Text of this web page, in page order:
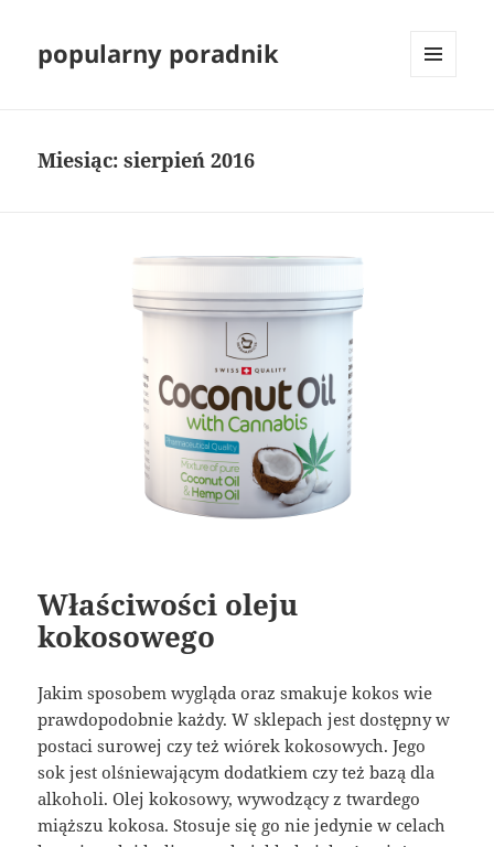
popularny poradnik
Miesiąc:sierpień 2016
Właściwości oleju
kokosowego
Jakim sposobem wygląda oraz smakuje kokos wie
prawdopodobnie każdy. W sklepach jest dostępny w
postaci surowej czy też wiórek kokosowych. Jego
sok jest olśniewającym dodatkiem czy też bazą dla
alkoholi. Olej kokosowy, wywodzący z twardego
miąższu kokosa. Stosuje się go nie jedynie w celach